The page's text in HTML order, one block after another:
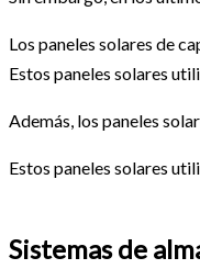
Los paneles solares de
Estos paneles solares
Además, los paneles
Estos paneles solares
Sistemas de